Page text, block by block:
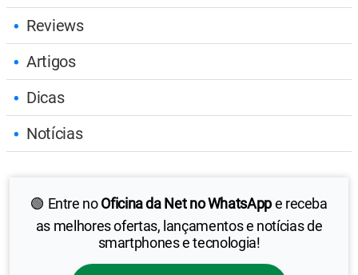
Reviews
Artigos
Dicas
Notícias
🟢 Entre noOficina da Net no WhatsAppe receba
as melhores ofertas, lançamentos e notícias de
smartphones e tecnologia!